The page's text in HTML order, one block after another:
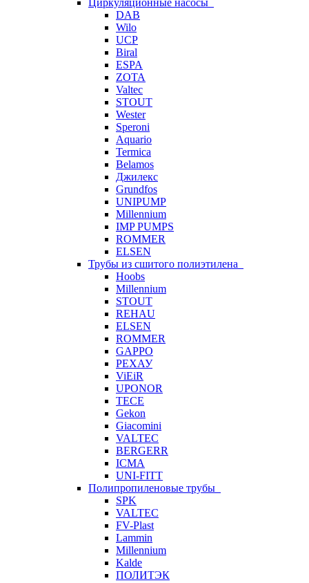
Циркуляционные насосы
DAB
Wilo
UCP
Biral
ESPA
ZOTA
Valtec
STOUT
Wester
Speroni
Aquario
Termica
Belamos
Джилекс
Grundfos
UNIPUMP
Millennium
IMP PUMPS
ROMMER
ELSEN
Трубы из сшитого полиэтилена
Hoobs
Millennium
STOUT
REHAU
ELSEN
ROMMER
GAPPO
РЕХАУ
ViEiR
UPONOR
TECE
Gekon
Giacomini
VALTEC
BERGERR
ICMA
UNI-FITT
Полипропиленовые трубы
SPK
VALTEC
FV-Plast
Lammin
Millennium
Kalde
ПОЛИТЭК